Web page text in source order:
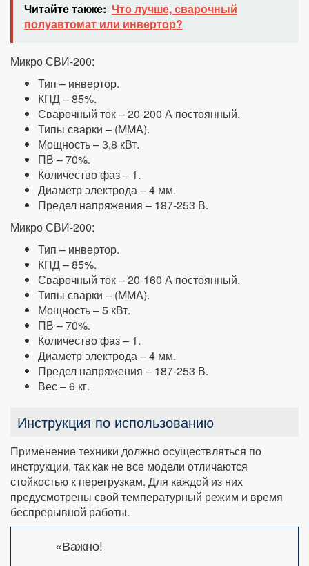
Читайте также: Что лучше, сварочный
полуавтомат или инвертор?
Микро СВИ-200:
Тип – инвертор.
КПД – 85%.
Сварочный ток – 20-200 А постоянный.
Типы сварки – (MMA).
Мощность – 3,8 кВт.
ПВ – 70%.
Количество фаз – 1.
Диаметр электрода – 4 мм.
Предел напряжения – 187-253 В.
Микро СВИ-200:
Тип – инвертор.
КПД – 85%.
Сварочный ток – 20-160 А постоянный.
Типы сварки – (MMA).
Мощность – 5 кВт.
ПВ – 70%.
Количество фаз – 1.
Диаметр электрода – 4 мм.
Предел напряжения – 187-253 В.
Вес – 6 кг.
Инструкция по использованию
Применение техники должно осуществляться по
инструкции, так как не все модели отличаются
стойкостью к перегрузкам. Для каждой из них
предусмотрены свой температурный режим и время
беспрерывной работы.
«Важно!